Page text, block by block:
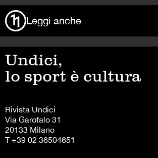
Leggi anche
Undici,
lo sport è cultura
Rivista Undici
Via Garofalo 31
20133 Milano
T +39 02 36504651